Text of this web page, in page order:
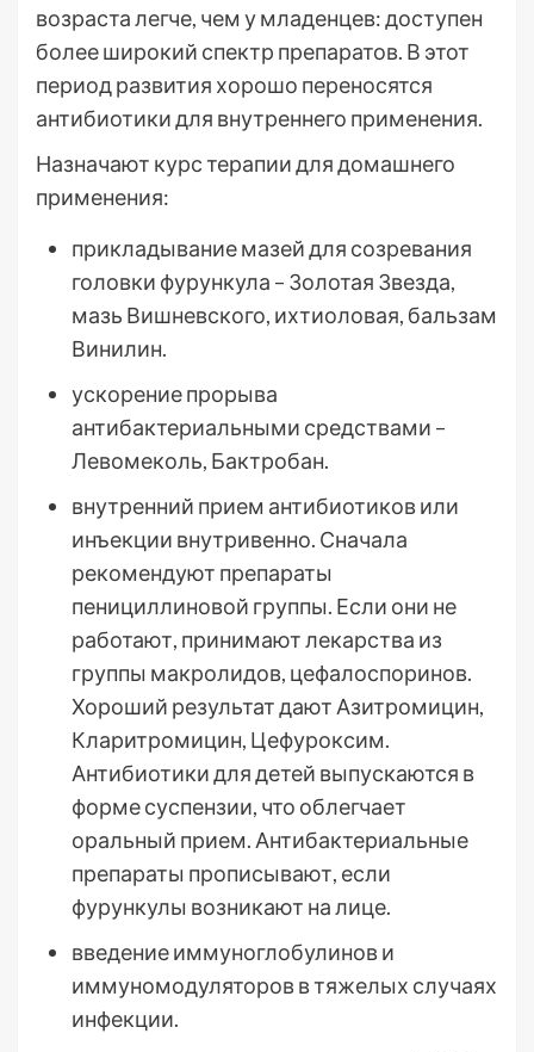
возраста легче, чем у младенцев: доступен
более широкий спектр препаратов. В этот
период развития хорошо переносятся
антибиотики для внутреннего применения.
Назначают курс терапии для домашнего
применения:
прикладывание мазей для созревания
головки фурункула – Золотая Звезда,
мазь Вишневского, ихтиоловая, бальзам
Винилин.
ускорение прорыва
антибактериальными средствами –
Левомеколь, Бактробан.
внутренний прием антибиотиков или
инъекции внутривенно. Сначала
рекомендуют препараты
пенициллиновой группы. Если они не
работают, принимают лекарства из
группы макролидов, цефалоспоринов.
Хороший результат дают Азитромицин,
Кларитромицин, Цефуроксим.
Антибиотики для детей выпускаются в
форме суспензии, что облегчает
оральный прием. Антибактериальные
препараты прописывают, если
фурункулы возникают на лице.
введение иммуноглобулинов и
иммуномодуляторов в тяжелых случаях
инфекции.